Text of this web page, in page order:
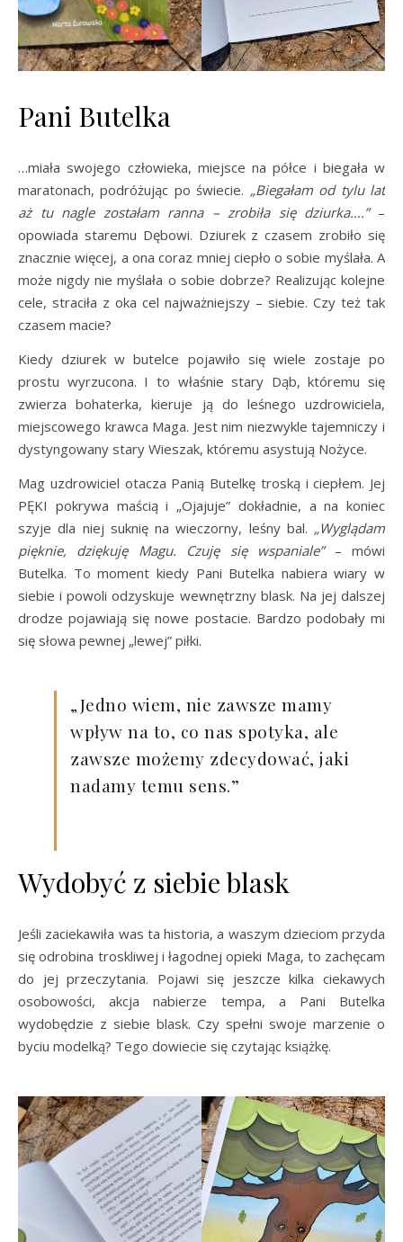
Pani Butelka
…miała swojego człowieka, miejsce na półce i biegała w
maratonach, podróżując po świecie. „Biegałam od tylu lat
aż tu nagle zostałam ranna – zrobiła się dziurka….” –
opowiada staremu Dębowi. Dziurek z czasem zrobiło się
znacznie więcej, a ona coraz mniej ciepło o sobie myślała. A
może nigdy nie myślała o sobie dobrze? Realizując kolejne
cele, straciła z oka cel najważniejszy – siebie. Czy też tak
czasem macie?
Kiedy dziurek w butelce pojawiło się wiele zostaje po
prostu wyrzucona. I to właśnie stary Dąb, któremu się
zwierza bohaterka, kieruje ją do leśnego uzdrowiciela,
miejscowego krawca Maga. Jest nim niezwykle tajemniczy i
dystyngowany stary Wieszak, któremu asystują Nożyce.
Mag uzdrowiciel otacza Panią Butelkę troską i ciepłem. Jej
PĘKI pokrywa maścią i „Ojajuje” dokładnie, a na koniec
szyje dla niej suknię na wieczorny, leśny bal. „Wyglądam
pięknie, dziękuję Magu. Czuję się wspaniale” – mówi
Butelka. To moment kiedy Pani Butelka nabiera wiary w
siebie i powoli odzyskuje wewnętrzny blask. Na jej dalszej
drodze pojawiają się nowe postacie. Bardzo podobały mi
się słowa pewnej „lewej” piłki.
„Jedno wiem, nie zawsze mamy
wpływ na to, co nas spotyka, ale
zawsze możemy zdecydować, jaki
nadamy temu sens.”
Wydobyć z siebie blask
Jeśli zaciekawiła was ta historia, a waszym dzieciom przyda
się odrobina troskliwej i łagodnej opieki Maga, to zachęcam
do jej przeczytania. Pojawi się jeszcze kilka ciekawych
osobowości, akcja nabierze tempa, a Pani Butelka
wydobędzie z siebie blask. Czy spełni swoje marzenie o
byciu modelką? Tego dowiecie się czytając książkę.